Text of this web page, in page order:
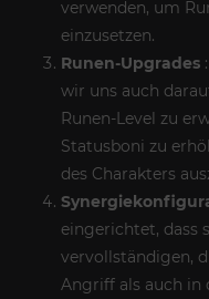
verwenden, um
einzusetzen.
Runen-Upgrades
wir uns auch
Runen-Level zu
Statusboni zu
des Charakters
eingerichtet, dass
vervollständigen,
Angriff als auch in